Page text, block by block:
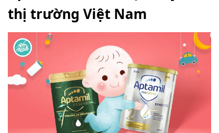
thị trường Việt Nam